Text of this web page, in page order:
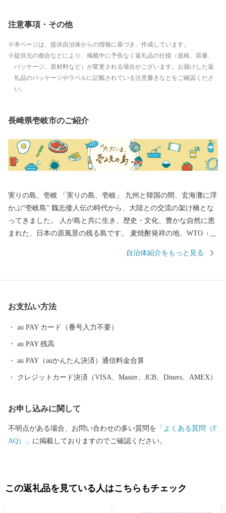
注意事項・その他
本ページは、提供自治体からの情報に基づき、作成しています。
提供元の都合などにより、掲載中に予告なく返礼品の仕様（規格、容量、
パッケージ、原材料など）が変更される場合がございます。お届けした返
礼品のパッケージやラベルに記載されている注意書きなどをご確認くださ
い。
長崎県壱岐市のご紹介
実りの島、壱岐 「実りの島、壱岐」 九州と韓国の間、玄海灘に浮
かぶ“壱岐島” 魏志倭人伝の時代から、大陸との交流の架け橋とな
ってきました。 人が島と共に生き、歴史・文化、豊かな自然に恵
まれた、日本の原風景の残る島です。 麦焼酎発祥の地、WTO（世
牛、ウニ、海産物など、豊饒な自然が育むS級食材。 国特別史跡
自治体紹介をもっと見る
お支払い方法
au PAY カード（番号入力不要）
au PAY 残高
au PAY（auかんたん決済）通信料金合算
クレジットカード決済（VISA、Master、JCB、Diners、AMEX）
お申し込みに関して
不明点がある場合、お問い合わせの多い質問を 「よくある質問（F
AQ）」 に掲載しておりますのでご確認ください。
この返礼品を見ている人はこちらもチェック